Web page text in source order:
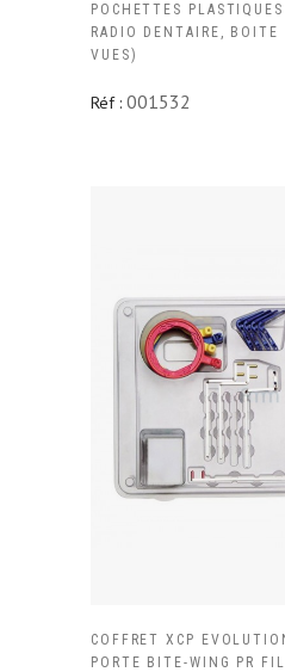
POCHETTES
RADIO DENTAIRE,
VUES)
Réf : 001532
COFFRET XCP
PORTE BITE-WING PR